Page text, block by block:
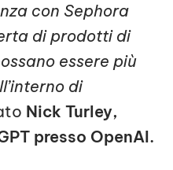
con Sephora
di prodotti di
essere più
di
Nick Turley,
presso OpenAI.